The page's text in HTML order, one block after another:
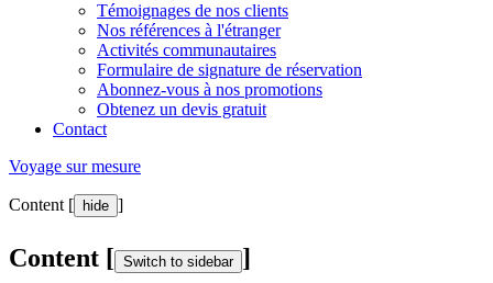
Témoignages de nos clients
Nos références à l'étranger
Activités communautaires
Formulaire de signature de réservation
Abonnez-vous à nos promotions
Obtenez un devis gratuit
Contact
Voyage sur mesure
Content [ hide ]
Content [ Switch to sidebar ]